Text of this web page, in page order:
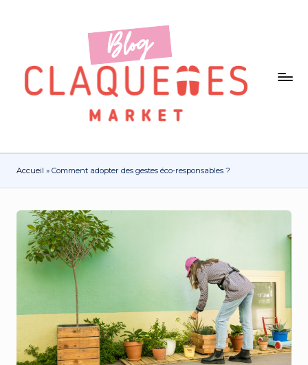
Accueil » Comment adopter des gestes éco-responsables ?